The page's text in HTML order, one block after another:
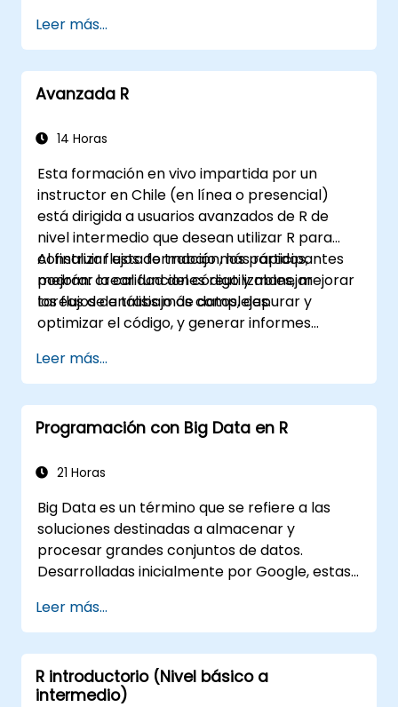
Leer más...
Avanzada R
14 Horas
Esta formación en vivo impartida por un
instructor en Chile (en línea o presencial)
está dirigida a usuarios avanzados de R de
nivel intermedio que desean utilizar R para
construir flujos de trabajo más rápidos,
mejorar la calidad del código y manejar
tareas de análisis más complejas.
Al finalizar esta formación, los participantes
podrán: crear funciones reutilizables, mejorar
los flujos de trabajo de datos, depurar y
optimizar el código, y generar informes
Leer más...
Programación con Big Data en R
21 Horas
Big Data es un término que se refiere a las
soluciones destinadas a almacenar y
procesar grandes conjuntos de datos.
Desarrolladas inicialmente por Google, estas
inspirado otros proyectos similares, muchos
de los cuales están disponibles como código
abierto. R es un lenguaje de programación
popular en la industria financiera.
Leer más...
R introductorio (Nivel básico a
intermedio)